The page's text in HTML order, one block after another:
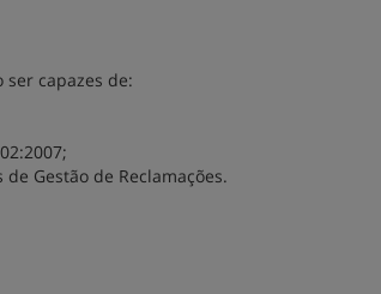
ser capazes de:
Gestão de Reclamações.